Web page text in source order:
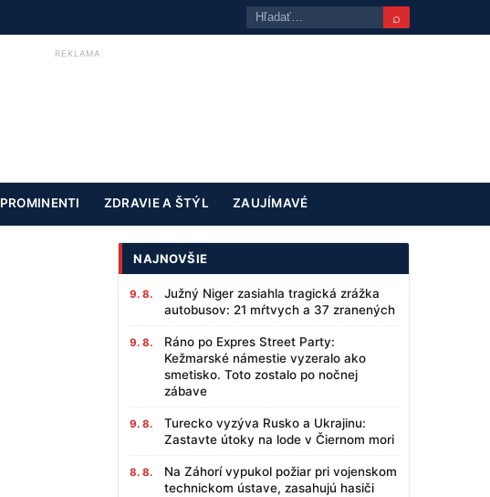
⌕
REKLAMA
PROMINENTI ZDRAVIE A ŠTÝL ZAUJÍMAVÉ
NAJNOVŠIE
9. 8.
Južný Niger zasiahla tragická zrážka
autobusov: 21 mŕtvych a 37 zranených
9. 8.
Ráno po Expres Street Party:
Kežmarské námestie vyzeralo ako
smetisko. Toto zostalo po nočnej
zábave
9. 8.
Turecko vyzýva Rusko a Ukrajinu:
Zastavte útoky na lode v Čiernom mori
8. 8.
Na Záhorí vypukol požiar pri vojenskom
technickom ústave, zasahujú hasiči